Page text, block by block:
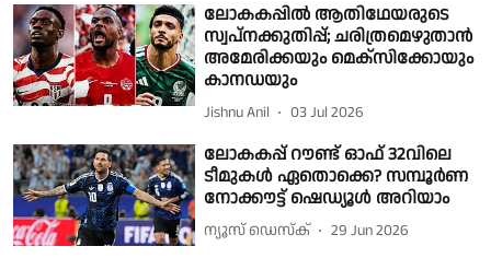
ലോകകപ്പിൽ ആതിഥേയരുടെ
സ്വപ്നക്കുതിപ്പ്; ചരിത്രമെഴുതാൻ
അമേരിക്കയും മെക്സിക്കോയും
കാനഡയും
Jishnu Anil 03 Jul 2026
ലോകകപ്പ് റൗണ്ട് ഓഫ് 32വിലെ
ടീമുകൾ ഏതൊക്കെ? സമ്പൂർണ
നോക്കൗട്ട് ഷെഡ്യൂൾ അറിയാം
ന്യൂസ് ഡെസ്ക് 29 Jun 2026